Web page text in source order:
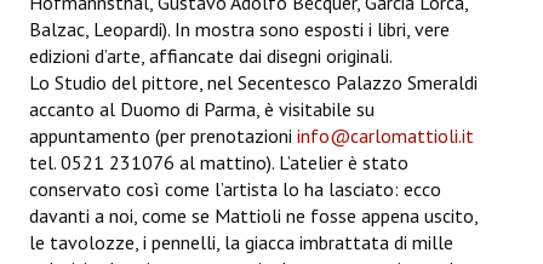
Balzac, Leopardi). In mostra sono esposti i libri, vere
edizioni d’arte, affiancate dai disegni originali.
Lo Studio del pittore, nel Secentesco Palazzo Smeraldi
accanto al Duomo di Parma, è visitabile su
appuntamento (per prenotazioni info@carlomattioli.it
tel. 0521 231076 al mattino). L’atelier è stato
conservato così come l’artista lo ha lasciato: ecco
davanti a noi, come se Mattioli ne fosse appena uscito,
le tavolozze, i pennelli, la giacca imbrattata di mille